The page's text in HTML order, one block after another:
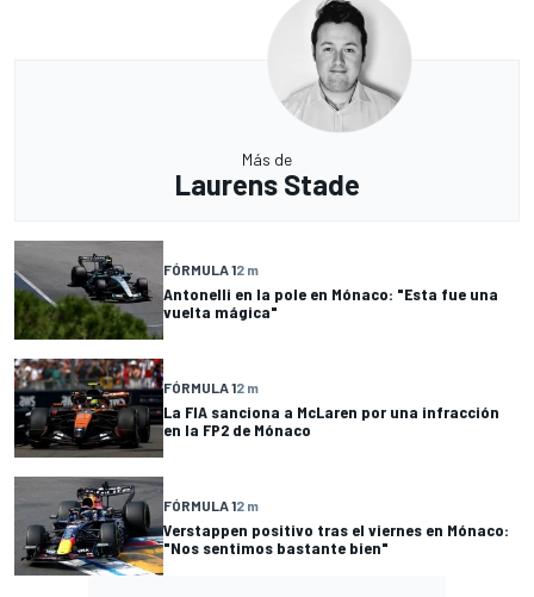
Más de
Laurens Stade
FÓRMULA 12 m
Antonelli en la pole en Mónaco: "Esta fue una
vuelta mágica"
FÓRMULA 12 m
La FIA sanciona a McLaren por una infracción
en la FP2 de Mónaco
FÓRMULA 12 m
Verstappen positivo tras el viernes en Mónaco:
"Nos sentimos bastante bien"